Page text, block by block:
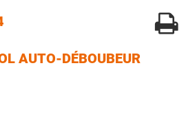
AUTO-DÉBOUBEUR